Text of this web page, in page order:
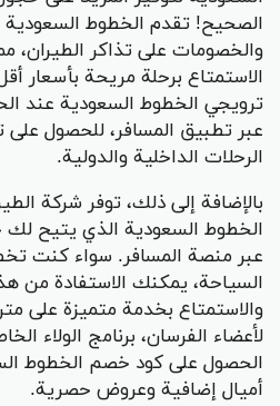
الصحيح! تقدم الخطوط
والخصومات على تذاكر الطيران،
الاستمتاع برحلة مريحة بأسعار
ترويجي الخطوط السعودية عند
عبر تطبيق المسافر، للحصول
الرحلات الداخلية والدولية.
بالإضافة إلى ذلك، توفر شركة
الخطوط السعودية الذي يتيح لك
عبر منصة المسافر. سواء كنت
السياحة، يمكنك الاستفادة من
والاستمتاع بخدمة متميزة على
لأعضاء الفرسان، برنامج الولاء
الحصول على كود خصم الخطوط
أميال إضافية وعروض حصرية.